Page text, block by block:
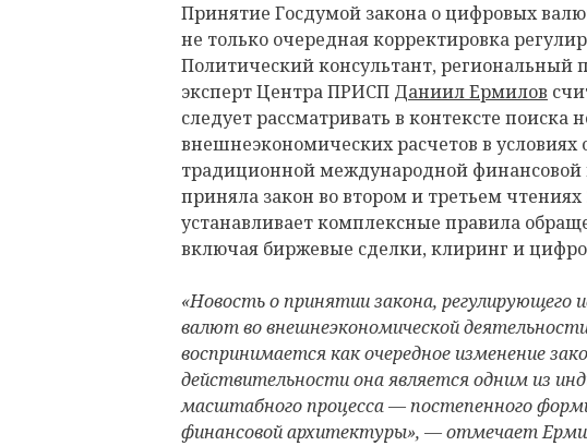
Принятие Госдумой закона о цифровых
не только очередная корректировка
Политический консультант, региональный
эксперт Центра ПРИСП Даниил Ермилов
следует рассматривать в контексте поиска
внешнеэкономических расчетов в
традиционной международной финансовой
приняла закон во втором и третьем
устанавливает комплексные правила
включая биржевые сделки, клиринг и
«Новость о принятии закона, регулирующего
валют во внешнеэкономической
воспринимается как очередное изменение
действительности она является одним из
масштабного процесса — постепенного
финансовой архитектуры», — отмечает